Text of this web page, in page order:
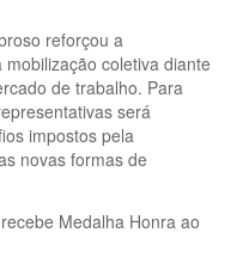
reforçou a
coletiva diante
de trabalho. Para
será
impostos pela
novas formas de
Medalha Honra ao